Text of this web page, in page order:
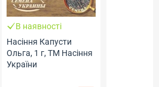
В наявності
Насіння Капусти
Ольга, 1 г, ТМ Насіння
України